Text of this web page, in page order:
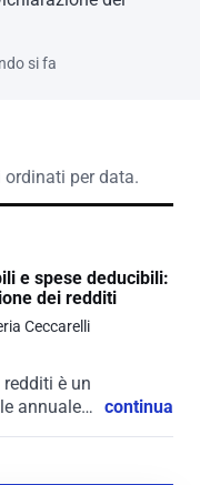
si fa
per data.
e spese deducibili:
dei redditi
Ceccarelli
è un
annuale
continua